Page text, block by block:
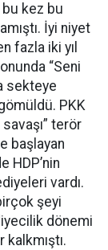
kez bu
İyi niyet
fazla iki yıl
“Seni
sekteye
PKK
terör
başlayan
HDP’nin
vardı.
şeyi
dönemi